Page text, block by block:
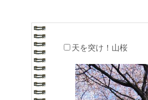
天を突け！山桜